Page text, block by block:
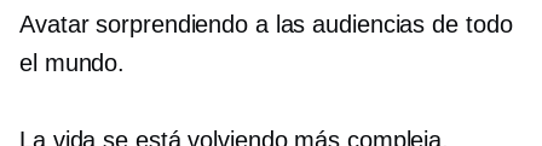
Avatar sorprendiendo a las audiencias de todo
el mundo.
La vida se está volviendo más compleja,